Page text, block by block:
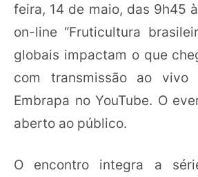
feira, 14 de maio, das 9h45
on-line “Fruticultura
globais impactam o que
com transmissão ao
Embrapa no YouTube. O
aberto ao público.
O encontro integra a